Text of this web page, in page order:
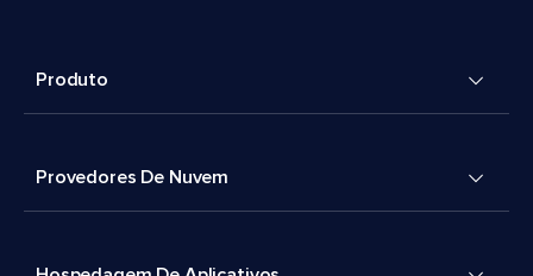
Produto
Provedores De Nuvem